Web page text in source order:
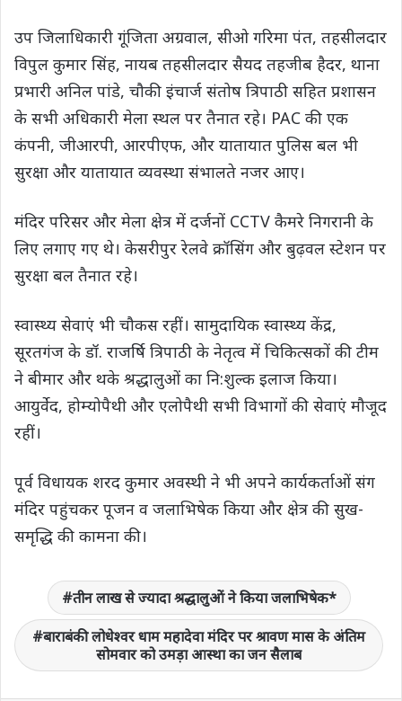
उप जिलाधिकारी गूंजिता अग्रवाल, सीओ गरिमा पंत, तहसीलदार
विपुल कुमार सिंह, नायब तहसीलदार सैयद तहजीब हैदर, थाना
प्रभारी अनिल पांडे, चौकी इंचार्ज संतोष त्रिपाठी सहित प्रशासन
के सभी अधिकारी मेला स्थल पर तैनात रहे। PAC की एक
कंपनी, जीआरपी, आरपीएफ, और यातायात पुलिस बल भी
सुरक्षा और यातायात व्यवस्था संभालते नजर आए।
मंदिर परिसर और मेला क्षेत्र में दर्जनों CCTV कैमरे निगरानी के
लिए लगाए गए थे। केसरीपुर रेलवे क्रॉसिंग और बुढ़वल स्टेशन पर
सुरक्षा बल तैनात रहे।
स्वास्थ्य सेवाएं भी चौकस रहीं। सामुदायिक स्वास्थ्य केंद्र,
सूरतगंज के डॉ. राजर्षि त्रिपाठी के नेतृत्व में चिकित्सकों की टीम
ने बीमार और थके श्रद्धालुओं का नि:शुल्क इलाज किया।
आयुर्वेद, होम्योपैथी और एलोपैथी सभी विभागों की सेवाएं मौजूद
रहीं।
पूर्व विधायक शरद कुमार अवस्थी ने भी अपने कार्यकर्ताओं संग
मंदिर पहुंचकर पूजन व जलाभिषेक किया और क्षेत्र की सुख-
समृद्धि की कामना की।
तीन लाख से ज्यादा श्रद्धालुओं ने किया जलाभिषेक*
बाराबंकी लोधेश्वर धाम महादेवा मंदिर पर श्रावण मास के अंतिम
सोमवार को उमड़ा आस्था का जन सैलाब